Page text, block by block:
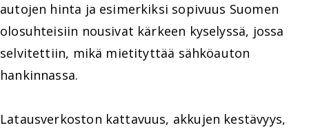
autojen hinta ja esimerkiksi sopivuus Suomen
olosuhteisiin nousivat kärkeen kyselyssä, jossa
selvitettiin, mikä mietityttää sähköauton
hankinnassa.
Latausverkoston kattavuus, akkujen kestävyys,